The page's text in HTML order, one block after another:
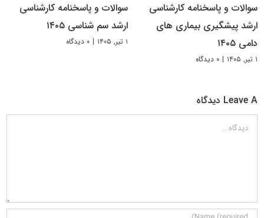
سوالات و پاسخنامه کارشناسی
ارشد پیشگیری بیماری های
دامی ۱۴۰۵
۱ تیر, ۱۴۰۵ | ۰ دیدگاه
سوالات و پاسخنامه کارشناسی
ارشد سم شناسی ۱۴۰۵
۱ تیر, ۱۴۰۵ | ۰ دیدگاه
Leave A دیدگاه
دیدگاه